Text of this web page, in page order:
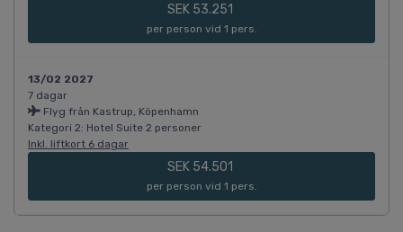
SEK 53.251
per person vid 1 pers.
13/02 2027
7 dagar
Flyg från Kastrup, Köpenhamn
Kategori 2: Hotel Suite 2 personer
Inkl. liftkort 6 dagar
SEK 54.501
per person vid 1 pers.